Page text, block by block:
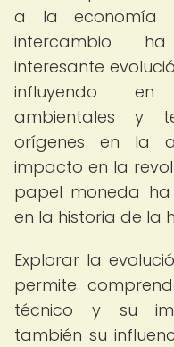
a la economía
intercambio
interesante
influyendo en
ambientales y
orígenes en la
impacto en la
papel moneda
en la historia de la
Explorar la
permite
técnico y su
también su